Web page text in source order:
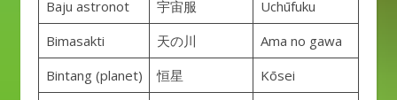
Baju astronot
宇宙服
Uchūfuku
Bimasakti
天の川
Ama no gawa
Bintang (planet)
恒星
Kōsei